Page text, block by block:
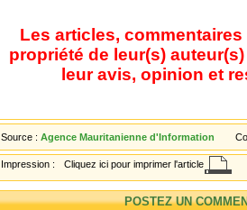
Les articles,
propriété de leur(s)
leur avis, opinion et
Source : Agence Mauritanienne d'Information
Impression : Cliquez ici pour imprimer l'article
POSTEZ UN